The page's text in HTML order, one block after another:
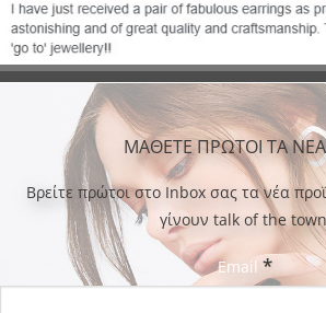
ΜΑΘΕΤΕ ΠΡΩΤΟΙ ΤΑ
Bρείτε πρώτοι στο Inbox σας τα νέα
γίνουν talk of the
Email *